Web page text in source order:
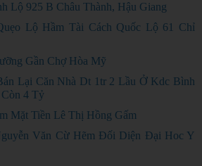
Lộ 925 B Châu Thành, Hậu Giang
Lộ Hầm Tài Cách Quốc Lộ 61 Chỉ
Gần Chợ Hòa Mỹ
Lại Căn Nhà Dt 1tr 2 Lầu Ở Kdc Bình
4 Tỷ
Mặt Tiền Lê Thị Hồng Gấm
Văn Cừ Hẽm Đối Diện Đại Hoc Y